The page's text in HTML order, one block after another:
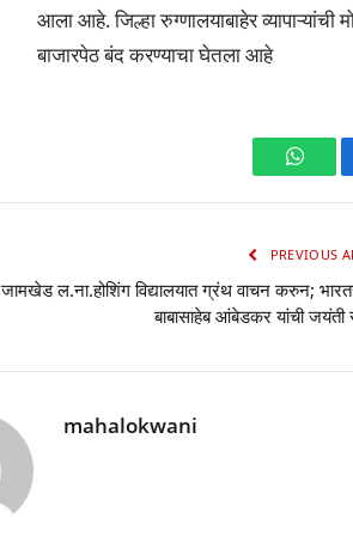
आला आहे. जिल्हा रुग्णालयाबाहेर व्यापाऱ्यांची
बाजारपेठ बंद करण्याचा घेतला आहे
PREVIOUS
जामखेड ल.ना.होशिंग विद्यालयात ग्रंथ वाचन करुन;
बाबासाहेब आंबेडकर यांची जयंती
mahalokwani